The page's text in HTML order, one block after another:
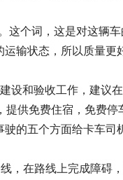
个词，这是对这辆车
输状态，所以质量更
设和验收工作，建议
供免费住宿，免费停
的五个方面给卡车司
，在路线上完成障碍